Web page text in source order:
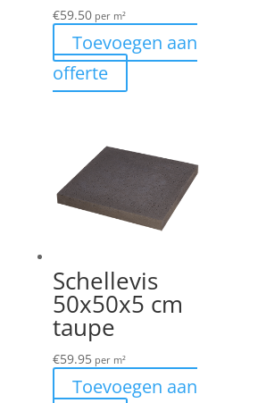
€59.50per m²
Toevoegen aan
offerte
Schellevis
50x50x5 cm
taupe
€59.95per m²
Toevoegen aan